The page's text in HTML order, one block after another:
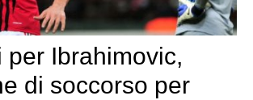
per Ibrahimovic,
di soccorso per